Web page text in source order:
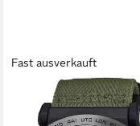
Fast ausverkauft
CASIO PRO TREK
Funkchronograph PRW-